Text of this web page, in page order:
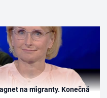
na migranty. Konečná